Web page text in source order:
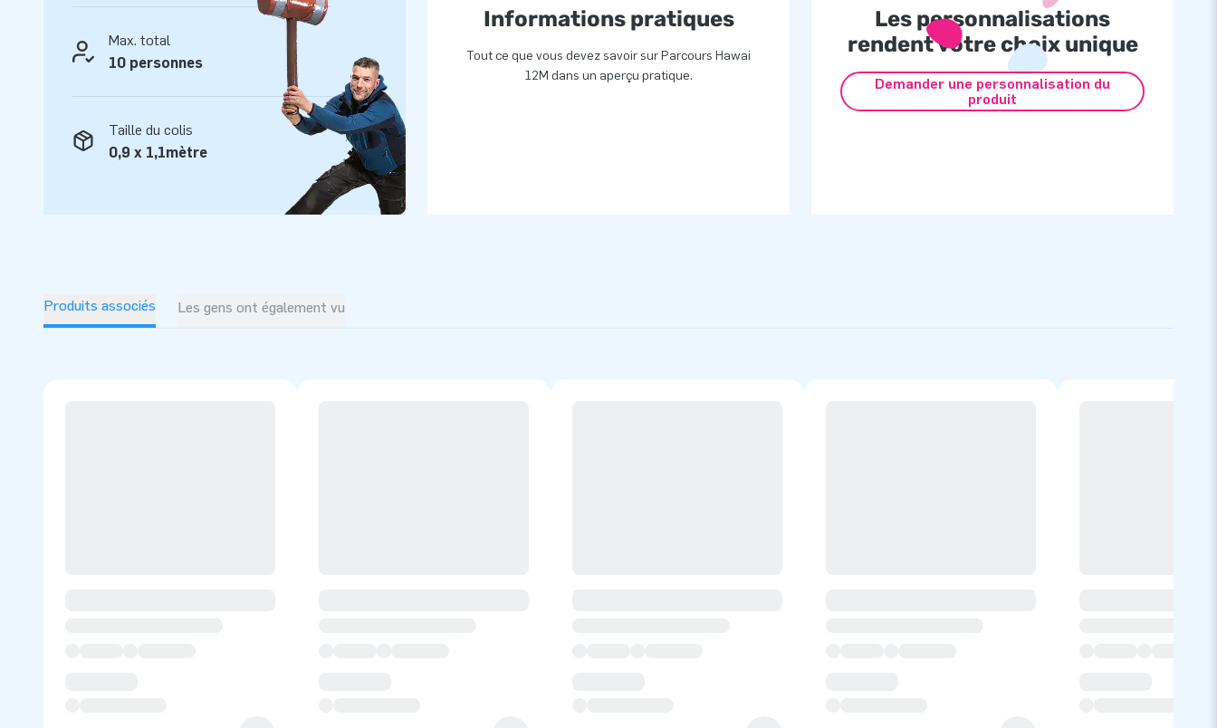
d'un travail professionnel effectué par des équipes de concepteurs, d'innovation, de
conseil et de logistique qui offrent des attractions gonflables uniques! JB c'est
l'assurance d'un suivi, d'un service, d'une fabrication et d'une livraison professionnels.
Max. total
10 personnes
Taille du colis
0,9 x 1,1mètre
Informations pratiques
Tout ce que vous devez savoir sur Parcours Hawai
12M dans un aperçu pratique.
Les personnalisations
rendent votre choix unique
Demander une personnalisation du
produit
Produits associés Les gens ont également vu